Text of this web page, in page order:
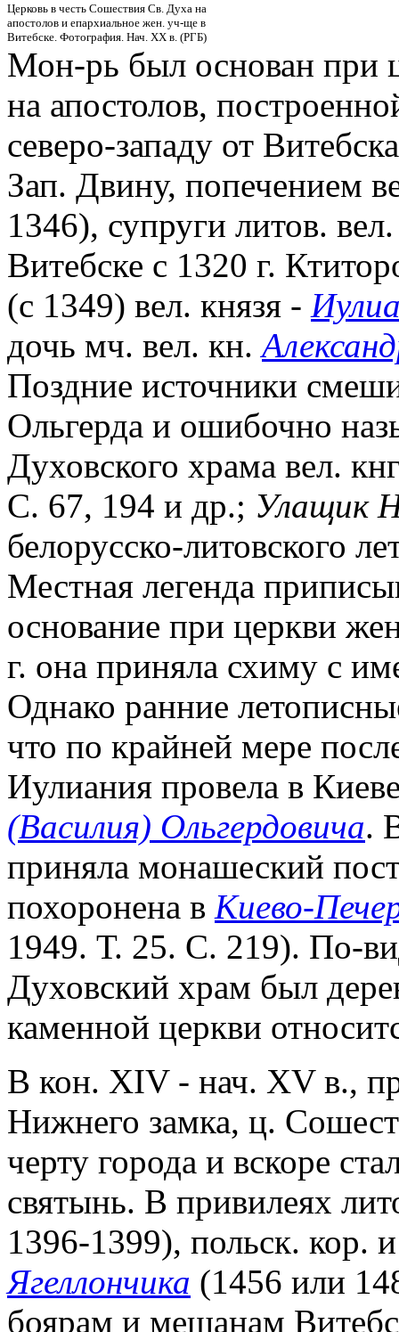
Церковь в честь Сошествия Св. Духа на
апостолов и епархиальное жен. уч-ще в
Витебске. Фотография. Нач. XX в. (РГБ)
Мон-рь был основан при
на апостолов,
северо-западу от
Зап. Двину, попечением
1346), супруги литов.
Витебске с 1320 г.
(с 1349) вел. князя -
дочь мч. вел. кн.
Поздние источники
Ольгерда и ошибочно
Духовского храма вел.
С. 67, 194 и др.; Улащик
белорусско-литовского
Местная легенда
основание при церкви
г. она приняла схиму с
Однако ранние
что по крайней мере
Иулиания провела в
(Василия) Ольгердовича.
приняла монашеский
похоронена в Киево-
1949. Т. 25. С. 219). По-
Духовский храм был
каменной церкви
В кон. XIV - нач. XV в.,
Нижнего замка, ц.
черту города и вскоре
святынь. В привилеях
1396-1399), польск. кор.
Ягеллончика (1456 или
боярам и мещанам